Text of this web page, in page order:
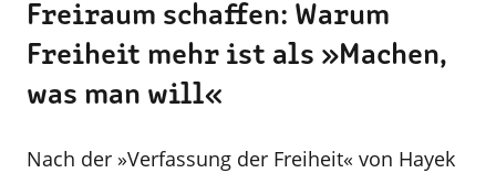
Freiraum schaffen: Warum
Freiheit mehr ist als »Machen,
was man will«
Nach der »Verfassung der Freiheit« von Hayek